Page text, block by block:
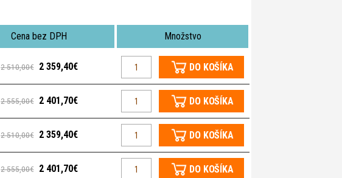
Cena bez DPH Množstvo
2 510,00€ 2 359,40€ DO KOŠÍKA
2 555,00€ 2 401,70€ DO KOŠÍKA
2 510,00€ 2 359,40€ DO KOŠÍKA
2 555,00€ 2 401,70€ DO KOŠÍKA